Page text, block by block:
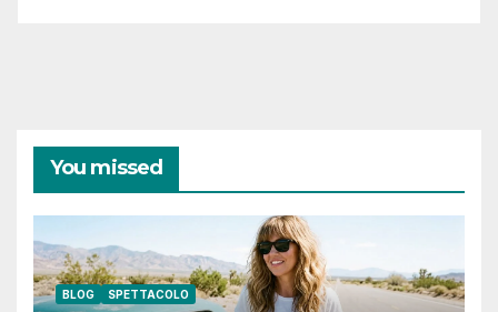
You missed
BLOG SPETTACOLO